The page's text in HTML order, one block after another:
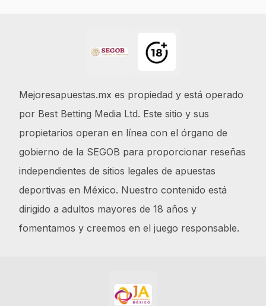
Mejoresapuestas.mx es propiedad y está operado
por Best Betting Media Ltd. Este sitio y sus
propietarios operan en línea con el órgano de
gobierno de la SEGOB para proporcionar reseñas
independientes de sitios legales de apuestas
deportivas en México. Nuestro contenido está
dirigido a adultos mayores de 18 años y
fomentamos y creemos en el juego responsable.